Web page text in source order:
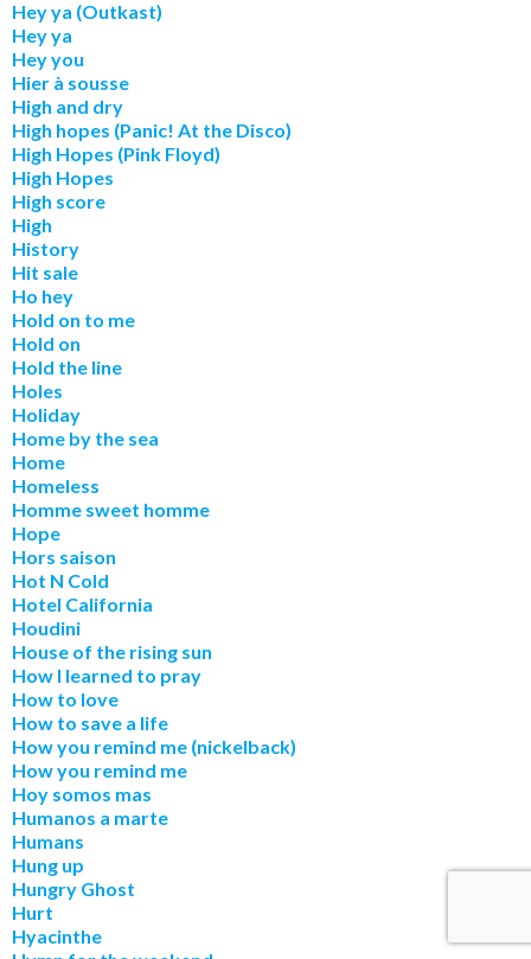
Hey ya (Outkast)
Hey ya
Hey you
Hier à sousse
High and dry
High hopes (Panic! At the Disco)
High Hopes (Pink Floyd)
High Hopes
High score
High
History
Hit sale
Ho hey
Hold on to me
Hold on
Hold the line
Holes
Holiday
Home by the sea
Home
Homeless
Homme sweet homme
Hope
Hors saison
Hot N Cold
Hotel California
Houdini
House of the rising sun
How I learned to pray
How to love
How to save a life
How you remind me (nickelback)
How you remind me
Hoy somos mas
Humanos a marte
Humans
Hung up
Hungry Ghost
Hurt
Hyacinthe